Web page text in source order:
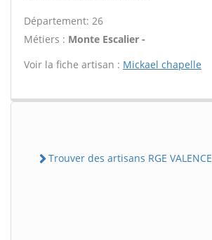
Département: 26
Métiers : Monte Escalier -
Voir la fiche artisan : Mickael chapelle
Trouver des artisans RGE VALENCE